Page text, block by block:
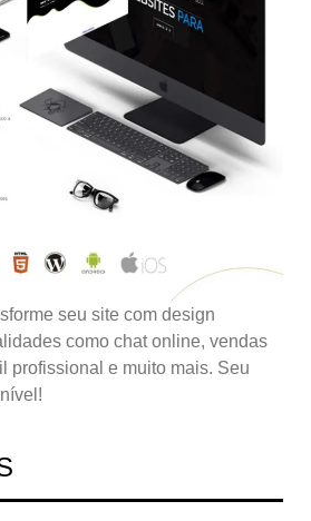
seu site com design
como chat online, vendas
profissional e muito mais. Seu